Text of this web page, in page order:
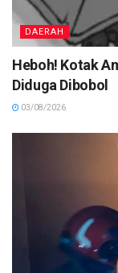
DAERAH
Heboh! Kotak
Diduga Dibobol
03/08/2026